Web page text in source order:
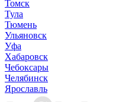
Томск
Тула
Тюмень
Ульяновск
Уфа
Хабаровск
Чебоксары
Челябинск
Ярославль